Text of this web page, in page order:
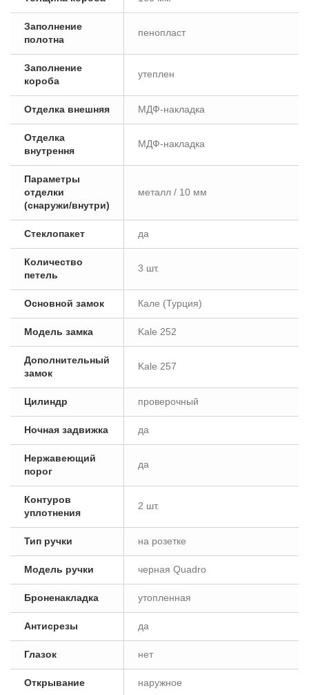
Заполнение
полотна
пенопласт
Заполнение
короба
утеплен
Отделка внешняя МДФ-накладка
Отделка
внутрення
МДФ-накладка
Параметры
отделки
(снаружи/внутри)
металл / 10 мм
Стеклопакет да
Количество
петель
3 шт.
Основной замок Кале (Турция)
Модель замка Kale 252
Дополнительный
замок
Kale 257
Цилиндр проверочный
Ночная задвижка да
Нержавеющий
порог
да
Контуров
уплотнения
2 шт.
Тип ручки на розетке
Модель ручки черная Quadro
Броненакладка утопленная
Антисрезы да
Глазок нет
Открывание наружное